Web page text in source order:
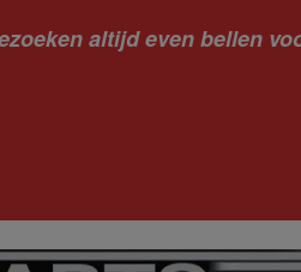
altijd even bellen